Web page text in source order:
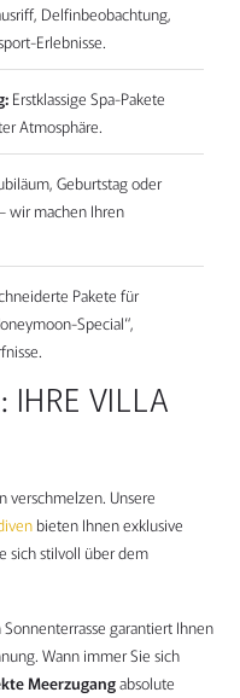
Delfinbeobachtung,
Erlebnisse.
Erstklassige Spa-Pakete
Atmosphäre.
Geburtstag oder
wir machen Ihren
Pakete für
Special“,
IHRE VILLA
verschmelzen. Unsere
bieten Ihnen exklusive
sich stilvoll über dem
garantiert Ihnen
Wann immer Sie sich
Meerzugangabsolute